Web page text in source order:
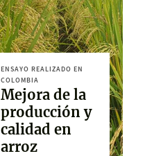
ENSAYO REALIZADO EN
COLOMBIA
Mejora de la
producción y
calidad en
arroz